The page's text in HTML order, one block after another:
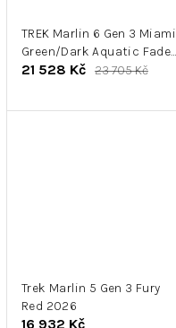
TREK Marlin 6 Gen 3 Miami
Green/Dark Aquatic Fade
2026
21 528 Kč 23 705 Kč
Trek Marlin 5 Gen 3 Fury
Red 2026
16 932 Kč